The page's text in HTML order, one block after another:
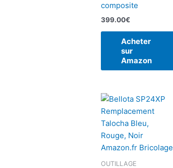
composite
399.00€
Acheter
sur
Amazon
OUTILLAGE